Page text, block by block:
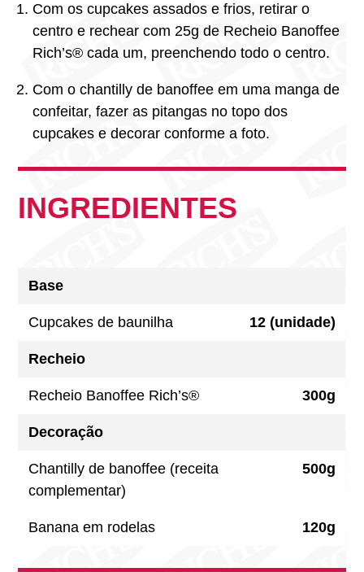
Com os cupcakes assados e frios, retirar o
centro e rechear com 25g de Recheio Banoffee
Rich’s® cada um, preenchendo todo o centro.
Com o chantilly de banoffee em uma manga de
confeitar, fazer as pitangas no topo dos
cupcakes e decorar conforme a foto.
INGREDIENTES
Base
Cupcakes de baunilha 12 (unidade)
Recheio
Recheio Banoffee Rich’s® 300g
Decoração
Chantilly de banoffee (receita
complementar)
500g
Banana em rodelas 120g